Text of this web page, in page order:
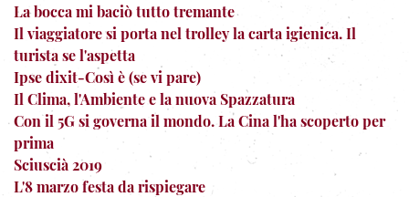
La bocca mi baciò tutto tremante
Il viaggiatore si porta nel trolley la carta igienica. Il
turista se l'aspetta
Ipse dixit-Così è (se vi pare)
Il Clima, l'Ambiente e la nuova Spazzatura
Con il 5G si governa il mondo. La Cina l'ha scoperto per
prima
Sciuscià 2019
L'8 marzo festa da rispiegare